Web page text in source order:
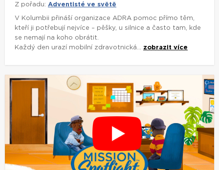
Z pořadu: Adventisté ve světě
V Kolumbii přináší organizace ADRA pomoc přímo těm,
kteří ji potřebují nejvíce – pěšky, u silnice a často tam, kde
se nemají na koho obrátit.
Každý den urazí mobilní zdravotnická... zobrazit více